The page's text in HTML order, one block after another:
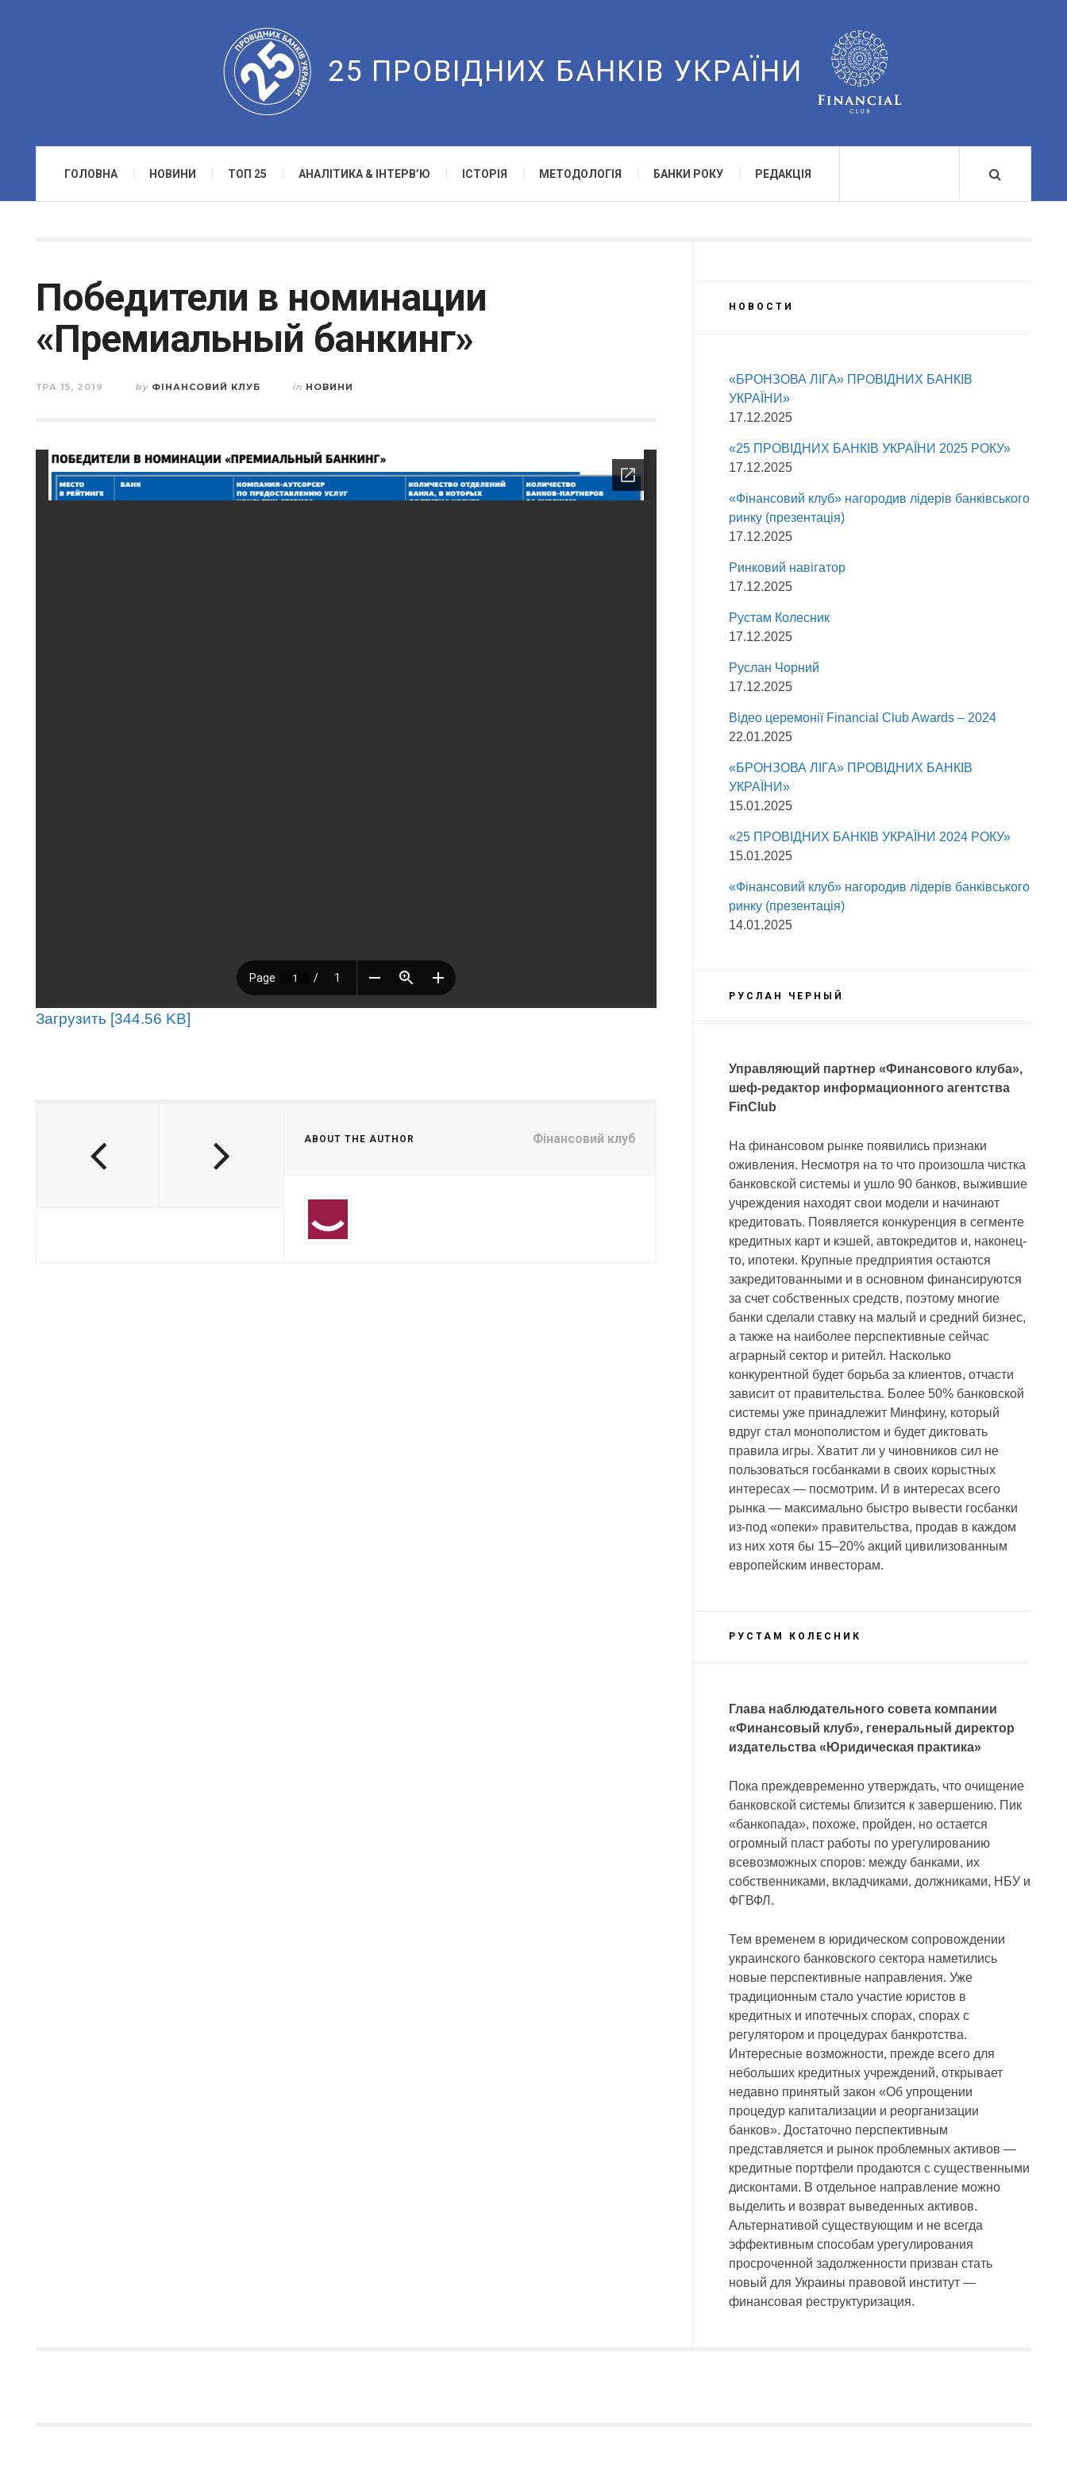
25 ПРОВІДНИХ БАНКІВ УКРАЇНИ
ГОЛОВНА НОВИНИ ТОП 25 АНАЛІТИКА & ІНТЕРВ’Ю ІСТОРІЯ МЕТОДОЛОГІЯ БАНКИ РОКУ РЕДАКЦІЯ
Победители в номинации
«Премиальный банкинг»
ТРА 15, 2019 by ФІНАНСОВИЙ КЛУБ in НОВИНИ
Загрузить [344.56 KB]
ABOUT THE AUTHOR Фінансовий клуб
НОВОСТИ
«БРОНЗОВА ЛІГА» ПРОВІДНИХ БАНКІВ
УКРАЇНИ»
17.12.2025
«25 ПРОВІДНИХ БАНКІВ УКРАЇНИ 2025 РОКУ»
17.12.2025
«Фінансовий клуб» нагородив лідерів банківського
ринку (презентація)
17.12.2025
Ринковий навігатор
17.12.2025
Рустам Колесник
17.12.2025
Руслан Чорний
17.12.2025
Відео церемонії Fіnancial Сlub Awards – 2024
22.01.2025
«БРОНЗОВА ЛІГА» ПРОВІДНИХ БАНКІВ
УКРАЇНИ»
15.01.2025
«25 ПРОВІДНИХ БАНКІВ УКРАЇНИ 2024 РОКУ»
15.01.2025
«Фінансовий клуб» нагородив лідерів банківського
ринку (презентація)
14.01.2025
РУСЛАН ЧЕРНЫЙ
Управляющий партнер «Финансового клуба»,
шеф-редактор информационного агентства
FinClub
На финансовом рынке появились признаки
оживления. Несмотря на то что произошла чистка
банковской системы и ушло 90 банков, выжившие
учреждения находят свои модели и начинают
кредитовать. Появляется конкуренция в сегменте
кредитных карт и кэшей, автокредитов и, наконец-
то, ипотеки. Крупные предприятия остаются
закредитованными и в основном финансируются
за счет собственных средств, поэтому многие
банки сделали ставку на малый и средний бизнес,
а также на наиболее перспективные сейчас
аграрный сектор и ритейл. Насколько
конкурентной будет борьба за клиентов, отчасти
зависит от правительства. Более 50% банковской
системы уже принадлежит Минфину, который
вдруг стал монополистом и будет диктовать
правила игры. Хватит ли у чиновников сил не
пользоваться госбанками в своих корыстных
интересах — посмотрим. И в интересах всего
рынка — максимально быстро вывести госбанки
из-под «опеки» правительства, продав в каждом
из них хотя бы 15–20% акций цивилизованным
европейским инвесторам.
РУСТАМ КОЛЕСНИК
Глава наблюдательного совета компании
«Финансовый клуб», генеральный директор
издательства «Юридическая практика»
Пока преждевременно утверждать, что очищение
банковской системы близится к завершению. Пик
«банкопада», похоже, пройден, но остается
огромный пласт работы по урегулированию
всевозможных споров: между банками, их
собственниками, вкладчиками, должниками, НБУ и
ФГВФЛ.
Тем временем в юридическом сопровождении
украинского банковского сектора наметились
новые перспективные направления. Уже
традиционным стало участие юристов в
кредитных и ипотечных спорах, спорах с
регулятором и процедурах банкротства.
Интересные возможности, прежде всего для
небольших кредитных учреждений, открывает
недавно принятый закон «Об упрощении
процедур капитализации и реорганизации
банков». Достаточно перспективным
представляется и рынок проблемных активов —
кредитные портфели продаются с существенными
дисконтами. В отдельное направление можно
выделить и возврат выведенных активов.
Альтернативой существующим и не всегда
эффективным способам урегулирования
просроченной задолженности призван стать
новый для Украины правовой институт —
финансовая реструктуризация.